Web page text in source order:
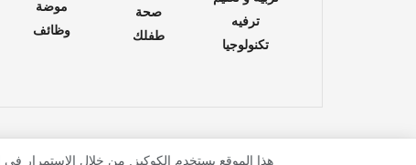
ترفيه
تكنولوجيا
صحة
طفلك
موضة
وظائف
هذا الموقع يستخدم الكوكيز. من خلال الاستمرار